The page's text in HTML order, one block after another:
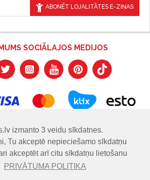
izmanto 3 veidu sīkdatnes.
Tu akceptē nepieciešamo sīkdatņu
akceptēt arī citu sīkdatņu lietošanu
PRIVĀTUMA POLITIKA
ABONĒT LOJALITĀTES E-ZIŅAS
SOCIĀLAJOS MEDIJOS